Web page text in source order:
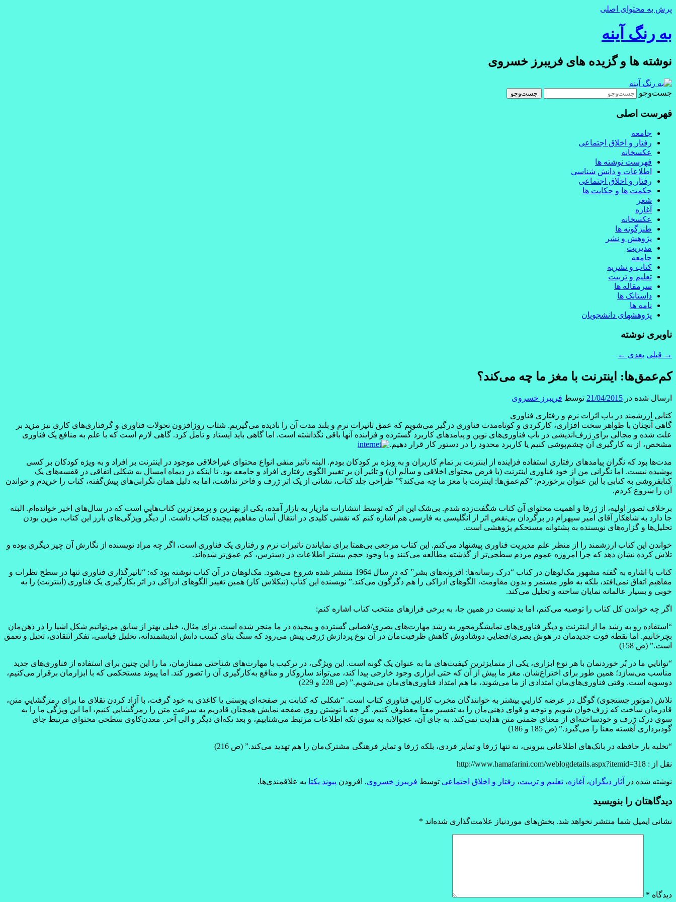
پرش به محتوای اصلی
به رنگ آينه
نوشته ها و گزیده های فریبرز خسروی
جست‌وجو
فهرست اصلی
جامعه
رفتار و اخلاق اجتماعی
عکسخانه
فهرست نوشته ها
اطلاعات و دانش شناسی
رفتار و اخلاق اجتماعی
حکمت ها و حکایت ها
شعر
آغازه
عکسخانه
طنزگونه ها
پژوهش و نشر
مدیریت
جامعه
کتاب و نشریه
تعلیم و تربیت
سرمقاله ها
داستانک ها
نامه ها
پژوهشهای دانشجویان
ناوبری نوشته
→ قبلی بعدی ←
کم‌عمق‌ها: اينترنت با مغز ما چه می‌کند؟
ارسال شده در 21/04/2015 توسط فریبرز خسروی
کتابی ارزشمند در باب اثرات نرم و رفتاری فناوری
گاهی آنچنان با ظواهر سخت افزاری، کارکردی و کوتاه‌مدت فناوری درگیر می‌شويم که عمق تاثيرات نرم و بلند مدت آن را ناديده می‌گيريم. شتاب روزافزون تحولات فناوری و گرفتاری‌های کاری نيز مزيد بر
علت شده و مجالی برای ژرف‌انديشی در باب فناوری‌های نوين و پيامدهای کاربرد گسترده و فزاينده آنها باقی نگذاشته است. اما گاهی بايد ايستاد و تامل کرد. گاهی لازم است که با علم به منافع یک فناوری
مشخص، از به کارگيری آن چشم‌پوشی کنيم يا کاربرد محدود را در دستور کار قرار دهيم.
مدت‌ها بود که نگران پيامدهای رفتاری استفاده فزاينده از اينترنت بر تمام کاربران و به ويژه بر کودکان بودم. البته تاثير منفی انواع محتوای غيراخلاقی موجود در اينترنت بر افراد و به ويژه کودکان بر کسی
پوشيده نيست. اما نگرانی من از خود فناوری اينترنت (با فرض محتوای اخلاقی و سالم آن) و تاثير آن بر تغيير الگوی رفتاری افراد و جامعه بود. تا اينکه در ديماه امسال به شکلی اتفاقی در قفسه‌های يک
کتابفروشی به کتابی با اين عنوان برخوردم: “کم‌عمق‌ها: اينترنت با مغز ما چه می‌کند؟” طراحی جلد کتاب، نشانی از يک اثر ژرف و فاخر نداشت، اما به دليل همان نگرانی‌های پيش‌گفته، کتاب را خريدم و خواندن
آن را شروع کردم.
برخلاف تصور اوليه، از ژرفا و اهميت محتوای آن کتاب شگفت‌زده شدم. بی‌شک اين اثر که توسط انتشارات مازيار به بازار آمده، يکی از بهترين و پرمغزترين کتاب‌هايي است که در سال‌های اخير خوانده‌ام. البته
جا دارد به شاهکار آقای امير سپهرام در برگردان بی‌نقص اثر از انگليسی به فارسی هم اشاره کنم که نقشی کليدی در انتقال آسان مفاهيم پيچيده کتاب داشت. از ديگر ويژگی‌های بارز اين کتاب، مزين بودن
تحليل‌ها و گزاره‌های نويسنده به پشتوانه‌ مستحکم پژوهشی است.
خواندن اين کتاب ارزشمند را از منظر علم مديريت فناوری پيشنهاد می‌کنم. اين کتاب مرجعی بی‌همتا برای نماياندن تاثيرات نرم و رفتاری يک فناوری است، اگر چه مراد نويسنده از نگارش آن چيز ديگری بوده و
تلاش کرده نشان دهد که چرا امروزه عموم مردم سطحی‌‍‌تر از گذشته مطالعه می‌کنند و با وجود حجم بيشتر اطلاعات در دسترس، کم عمق‌تر شده‌اند.
کتاب با اشاره به گفته مشهور مک‌لوهان در کتاب “درک رسانه‌ها: افزونه‌های بشر” که در سال 1964 منتشر شده شروع می‌شود. مک‌لوهان در آن کتاب نوشته بود که: “تاثيرگذاری فناوری تنها در سطح نظرات و
مفاهيم اتفاق نمی‌افتد، بلکه به طور مستمر و بدون مقاومت، الگوهای ادراکی را هم دگرگون می‌کند.” نويسنده اين کتاب (نيکلاس کار) همين تغيير الگوهای ادراکی در اثر بکارگيری يک فناوری (اينترنت) را به
خوبی و بسيار عالمانه نمايان ساخته و تحليل می‌کند.
اگر چه خواندن کل کتاب را توصيه می‌کنم، اما بد نيست در همين جا، به برخی فرازهای منتخب کتاب اشاره کنم:
“استفاده رو به رشد ما از اينترنت و ديگر فناوری‌های نمايشگر‌محور به رشد مهارت‌های بصری/فضايي گسترده و پيچيده در ما منجر شده است. برای مثال، خيلی بهتر از سابق می‌توانيم شکل اشيا را در ذهن‌مان
بچرخانيم. اما نقطه قوت جديدمان در هوش بصری/فضايي دوشادوش کاهش ظرفيت‌مان در آن نوع پردازش ژرفی پيش می‌رود که سنگ بنای کسب دانش انديشمندانه، تحليل قياسی، تفکر انتقادی، تخيل و تعمق
است.” (ص 158)
“توانايي ما در بُر خوردنمان با هر نوع ابزاری، يکی از متمايزترين کيفيت‌های ما به عنوان يک گونه است. اين ويژگی، در ترکيب با مهارت‌های شناختی ممتازمان، ما را اين چنين برای استفاده از فناوری‌های جديد
مناسب می‌سازد؛ همين طور برای اختراع‌شان. مغز ما پيش از آن که حتی ابزاری وجود خارجی پيدا کند، می‌تواند سازوکار و منافع به‌کارگيری آن را تصور کند. اما پيوند مستحکمی که با ابزارمان برقرار می‌کنيم،
دوسويه است. وقتی فناوری‌هاي‌مان امتدادی از ما می‌شوند، ما هم امتداد فناوری‌های‌مان می‌شويم.” (ص 228 و 229)
تلاش (موتور جستجوی) گوگل در عرضه کارايي بيشتر به خوانندگان مخرب کارايي فناوری کتاب است. “شکلی که کتابت بر صفحه‌ای پوستی يا کاغذی به خود گرفت، با آزاد کردن تقلای ما برای رمزگشايي متن،
قادرمان ساخت که ژرف‌خوان شويم و توجه و قوای ذهنی‌مان را به تفسير معنا معطوف کنيم. گر چه با نوشتن روی صفحه نمايش همچنان قادريم به سرعت متن را رمزگشايي کنيم، اما اين ويژگی ما را به
سوی درک ژرف و خودساخته‌ای از معنای ضمنی متن هدايت نمی‌کند. به جای آن، عجوالانه به سوی تکه اطلاعات مرتبط می‌شتابيم، و بعد تکه‌ای ديگر و الی آخر. معدن‌کاوی سطحی محتوای مرتبط جای
گودبرداری آهسته معنا را می‌گيرد.” (ص 185 و 186)
“تخليه بار حافظه در بانک‌های اطلاعاتی بيرونی، نه تنها ژرفا و تمايز فردی، بلکه ژرفا و تمايز فرهنگی مشترک‌مان را هم تهديد می‌کند.” (ص 216)
نقل از : http://www.hamafarini.com/weblogdetails.aspx?itemid=318
نوشته شده در آثار دیگران، آغازه، تعلیم و تربیت، رفتار و اخلاق اجتماعی توسط فریبرز خسروی. افزودن پیوند یکتا به علاقمندی‌ها.
دیدگاهتان را بنویسید
نشانی ایمیل شما منتشر نخواهد شد. بخش‌های موردنیاز علامت‌گذاری شده‌اند *
دیدگاه *